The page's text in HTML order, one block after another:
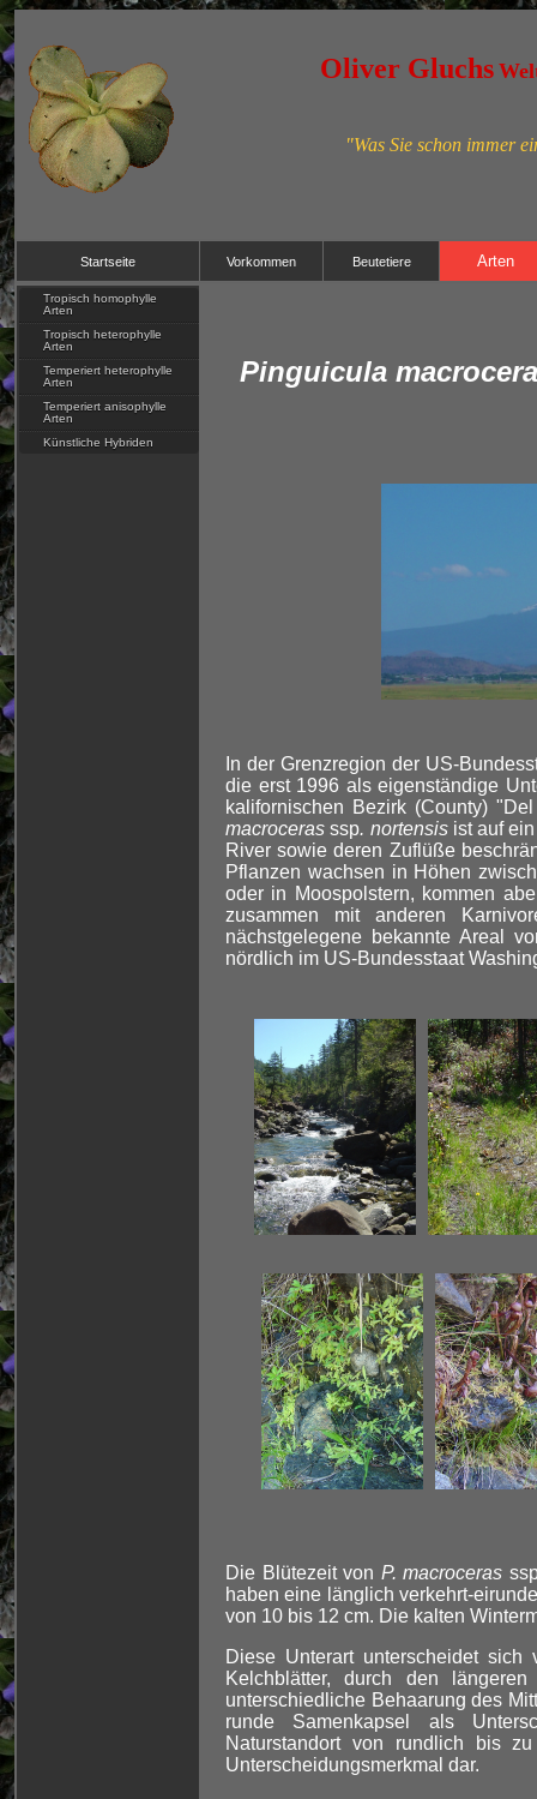
Oliver Gluchs
"Was Sie schon immer
Startseite Vorkommen Beutetiere Arten
Tropisch homophylle
Arten
Tropisch heterophylle
Arten
Temperiert heterophylle
Arten
Temperiert anisophylle
Arten
Künstliche Hybriden
Pinguicula
In der Grenzregion der US-
die erst 1996 als eigenständige
kalifornischen Bezirk (County)
macrocerasssp. nortensisist auf ein
River sowie deren Zuflüße
Pflanzen wachsen in Höhen
oder in Moospolstern, kommen
zusammen mit anderen
nächstgelegene bekannte Areal
nördlich im US-Bundesstaat
Die Blütezeit von P. macroceras
haben eine länglich verkehrt-
von 10 bis 12 cm. Die kalten
Diese Unterart unterscheidet
Kelchblätter, durch den
unterschiedliche Behaarung des
runde Samenkapsel als
Naturstandort von rundlich bis
Unterscheidungsmerkmal dar.